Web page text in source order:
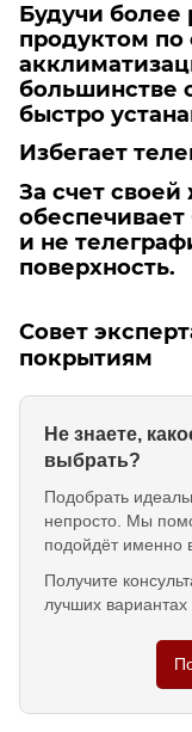
Будучи более
продуктом по
большинстве
быстро
Избегает
За счет своей
и не
поверхность.
Совет
покрытиям
Не знаете,
выбрать?
Подобрать
непросто. Мы
подойдёт именно
Получите
лучших вариантах